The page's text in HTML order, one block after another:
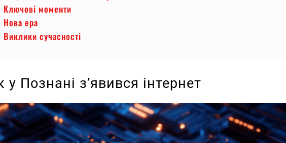
Ключові моменти
Нова ера
Виклики сучасності
у Познані з’явився інтернет